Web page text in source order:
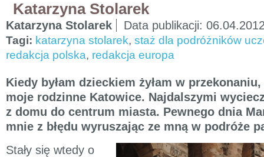
Katarzyna Stolarek
Katarzyna Stolarek Data publikacji:
Tagi: katarzyna stolarek, staż dla podróżników
redakcja polska, redakcja europa
Kiedy byłam dzieckiem żyłam w
moje rodzinne Katowice. Najdalszymi
z domu do centrum miasta. Pewnego dnia
mnie z błędu wyruszając ze mną w podróże
Stały się wtedy o